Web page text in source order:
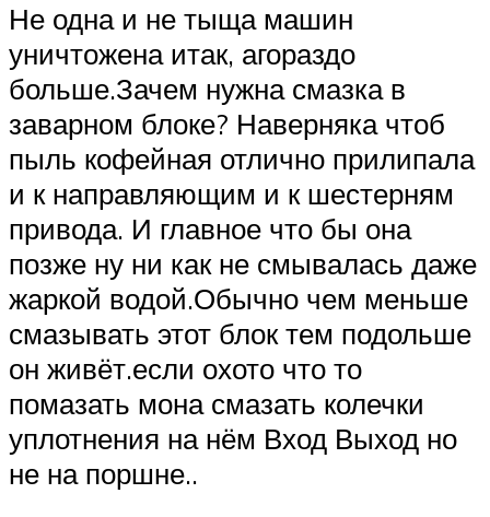
Не одна и не тыща машин
уничтожена итак, агораздо
больше.Зачем нужна смазка в
заварном блоке? Наверняка чтоб
пыль кофейная отлично прилипала
и к направляющим и к шестерням
привода. И главное что бы она
позже ну ни как не смывалась даже
жаркой водой.Обычно чем меньше
смазывать этот блок тем подольше
он живёт.если охото что то
помазать мона смазать колечки
уплотнения на нём Вход Выход но
не на поршне..